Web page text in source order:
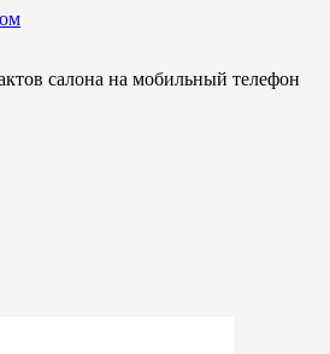
салона на мобильный телефон